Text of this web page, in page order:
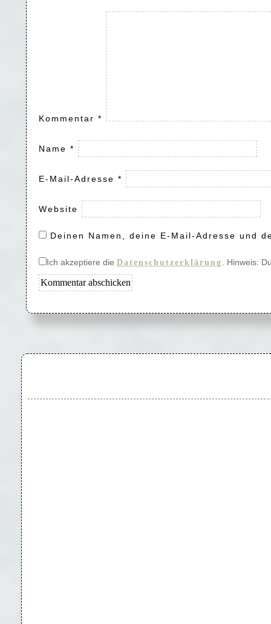
Kommentar *
Name *
E-Mail-Adresse *
Website
Deinen Namen, deine E-Mail-Adresse und
Ich akzeptiere die Datenschutzerklärung . Hinweis: